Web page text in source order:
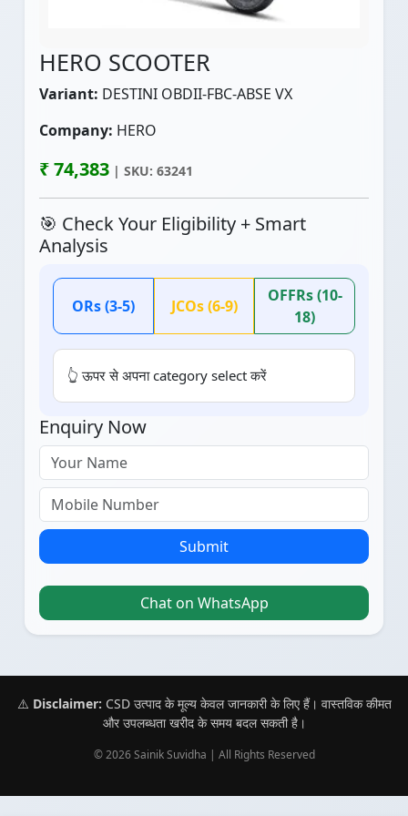
HERO SCOOTER
Variant: DESTINI OBDII-FBC-ABSE VX
Company: HERO
₹ 74,383 | SKU: 63241
🎯 Check Your Eligibility + Smart
Analysis
ORs (3-5) JCOs (6-9)
OFFRs (10-
18)
👆 ऊपर से अपना category select करें
Enquiry Now
Submit
Chat on WhatsApp
⚠️ Disclaimer: CSD उत्पाद के मूल्य केवल जानकारी के लिए हैं। वास्तविक कीमत
और उपलब्धता खरीद के समय बदल सकती है।
© 2026 Sainik Suvidha | All Rights Reserved